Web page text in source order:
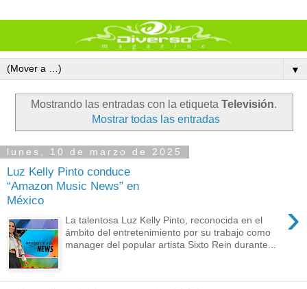
▼
Mostrando las entradas con la etiqueta Televisión.
Mostrar todas las entradas
lunes, 10 de marzo de 2025
Luz Kelly Pinto conduce
“Amazon Music News” en
México
›
La talentosa Luz Kelly Pinto, reconocida en el
ámbito del entretenimiento por su trabajo como
manager del popular artista Sixto Rein durante...